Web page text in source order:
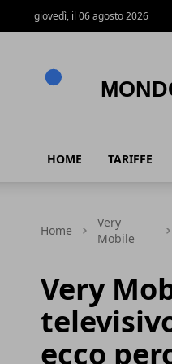
giovedì, il 06 agosto 2026
HOME TARIFFE
Home
Very
Mobile
Very
ecco